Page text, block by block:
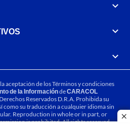
aceptación de losTérminos y condiciones
de la InformacióndeCARACOL
Reservados D.R.A. Prohibida su
su traducción a cualquier idioma sin
Reproduction in whole or in part, or
is prohibited. All rights reserved